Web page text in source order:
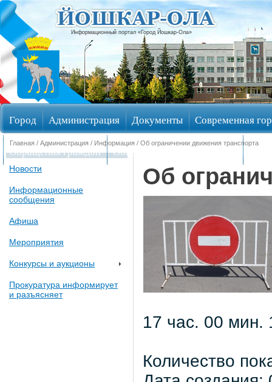
Информационный портал «Город Йошкар-Ола»
Город Администрация Документы Современная
Обращения граждан Общественные обсуждения
Главная / Администрация / Информация / Об ограничении движения транспорта
Новости
Информационные
сообщения
Афиша
Мероприятия
Конкурсы и аукционы
Прокуратура информирует
и разъясняет
Об
17 час. 00 мин.
Количество